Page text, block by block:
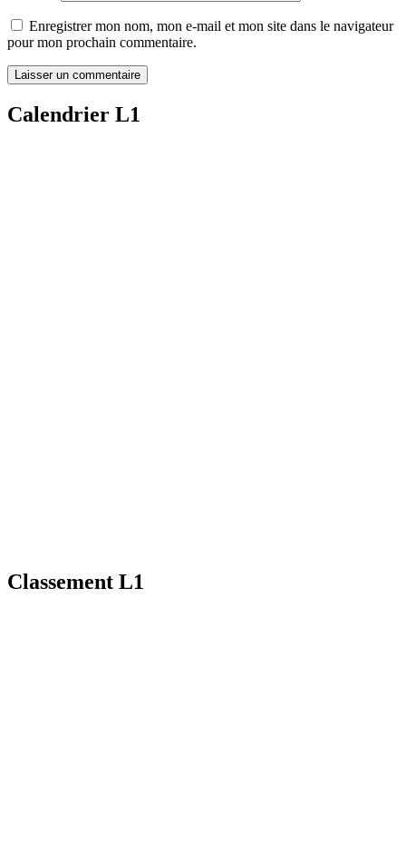
Enregistrer mon nom, mon e-mail et mon site dans le navigateur
pour mon prochain commentaire.
Calendrier L1
Classement L1